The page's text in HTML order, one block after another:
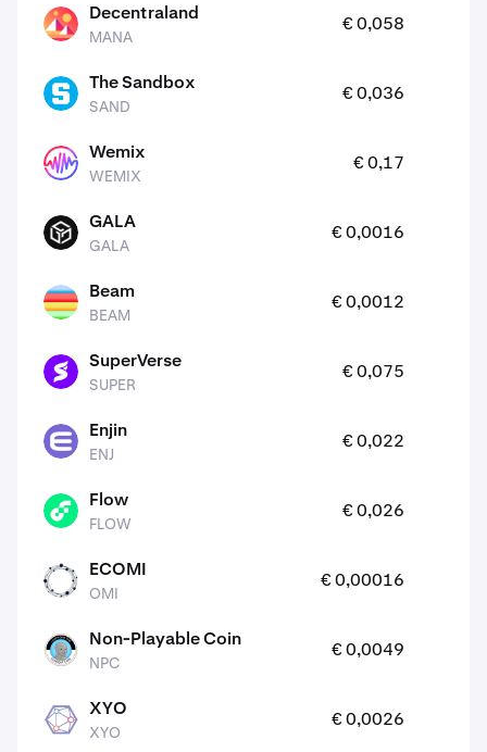
MANA Decentraland
MANA
€ 0,058
SAND The Sandbox
SAND
€ 0,036
WEMIX Wemix
WEMIX
€ 0,17
GALA GALA
GALA
€ 0,0016
BEAM Beam
BEAM
€ 0,0012
SUPER SuperVerse
SUPER
€ 0,075
ENJ Enjin
ENJ
€ 0,022
FLOW Flow
FLOW
€ 0,026
ECOMI
OMI
€ 0,00016
NPC Non-Playable Coin
NPC
€ 0,0049
XYO XYO
XYO
€ 0,0026